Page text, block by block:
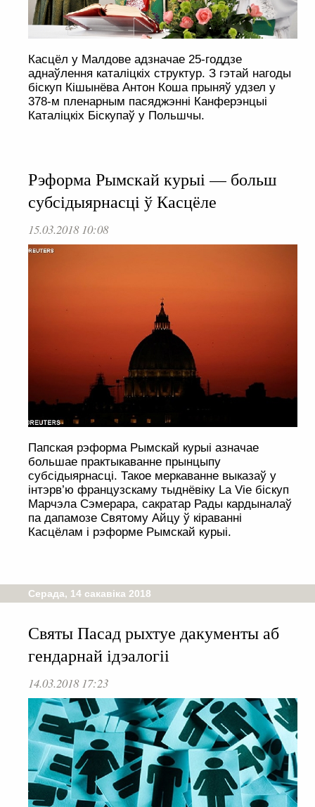
Касцёл у Малдове адзначае 25-годдзе
аднаўлення каталіцкіх структур. З гэтай нагоды
біскуп Кішынёва Антон Коша прыняў удзел у
378-м пленарным пасяджэнні Канферэнцыі
Каталіцкіх Біскупаў у Польшчы.
Рэформа Рымскай курыі — больш
субсідыярнасці ў Касцёле
15.03.2018 10:08
Папская рэформа Рымскай курыі азначае
большае практыкаванне прынцыпу
субсідыярнасці. Такое меркаванне выказаў у
інтэрв’ю французскаму тыднёвіку La Vie біскуп
Марчэла Сэмерара, сакратар Рады кардыналаў
па дапамозе Святому Айцу ў кіраванні
Касцёлам і рэформе Рымскай курыі.
Серада, 14 сакавіка 2018
Святы Пасад рыхтуе дакументы аб
гендарнай ідэалогіі
14.03.2018 17:23